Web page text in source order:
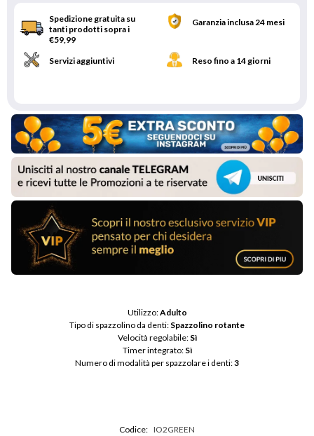
Spedizione gratuita su
tanti prodotti sopra i
€59,99
Garanzia inclusa 24 mesi
Servizi aggiuntivi Reso fino a 14 giorni
Utilizzo: Adulto
Tipo di spazzolino da denti: Spazzolino rotante
Velocità regolabile: Sì
Timer integrato: Sì
Numero di modalità per spazzolare i denti: 3
Codice: IO2GREEN